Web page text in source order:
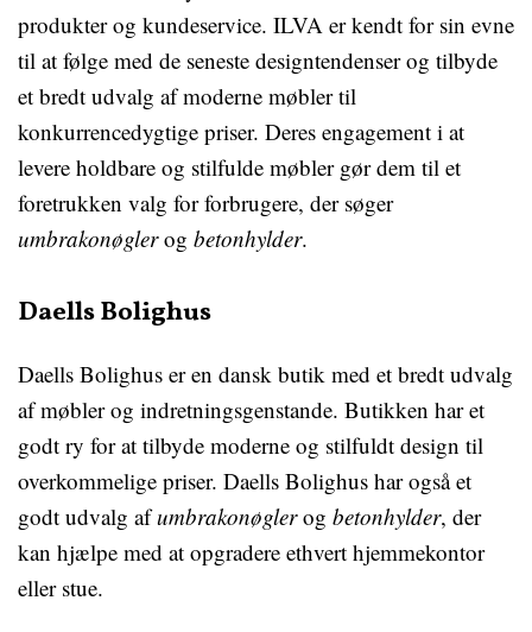
produkter og kundeservice. ILVA er kendt for sin evne
til at følge med de seneste designtendenser og tilbyde
et bredt udvalg af moderne møbler til
konkurrencedygtige priser. Deres engagement i at
levere holdbare og stilfulde møbler gør dem til et
foretrukken valg for forbrugere, der søger
umbrakonøglerog betonhylder.
Daells Bolighus
Daells Bolighus er en dansk butik med et bredt udvalg
af møbler og indretningsgenstande. Butikken har et
godt ry for at tilbyde moderne og stilfuldt design til
overkommelige priser. Daells Bolighus har også et
godt udvalg afumbrakonøglerog betonhylder, der
kan hjælpe med at opgradere ethvert hjemmekontor
eller stue.